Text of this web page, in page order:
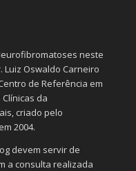
neste
Oswaldo Carneiro
de Referência em
da
criado pelo
2004.
devem servir de
a consulta realizada